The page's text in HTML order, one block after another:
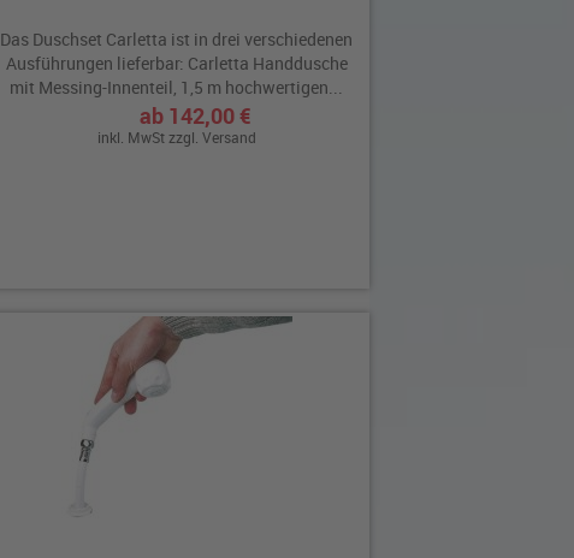
Das Duschset Carletta ist in drei verschiedenen
Ausführungen lieferbar: Carletta Handdusche
mit Messing-Innenteil, 1,5 m hochwertigen...
ab 142,00 €
inkl. MwSt zzgl. Versand